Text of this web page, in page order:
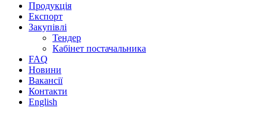
Продукція
Експорт
Закупівлі
Тендер
Кабінет постачальника
FAQ
Новини
Вакансії
Контакти
English